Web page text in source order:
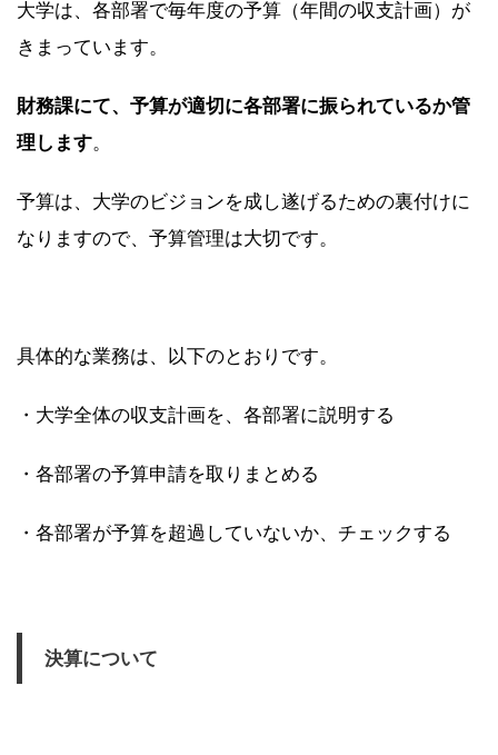
大学は、各部署で毎年度の予算（年間の収支計画）が
きまっています。
財務課にて、予算が適切に各部署に振られているか管
理します。
予算は、大学のビジョンを成し遂げるための裏付けに
なりますので、予算管理は大切です。
具体的な業務は、以下のとおりです。
・大学全体の収支計画を、各部署に説明する
・各部署の予算申請を取りまとめる
・各部署が予算を超過していないか、チェックする
決算について